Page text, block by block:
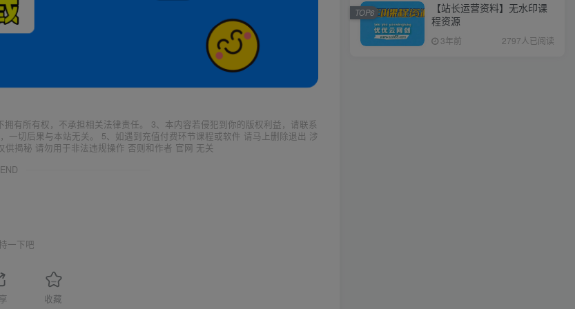
有所有权，不承担相关法律责任。 3、本内容若侵犯到你的版权利益，请联系
切后果与本站无关。 5、如遇到充值付费环节课程或软件 请马上删除退出 涉
揭秘 请勿用于非法违规操作 否则和作者 官网 无关
一下吧
收藏
【站长运营资料】无水印课
程资源
3年前 2797人已阅读
TOP6